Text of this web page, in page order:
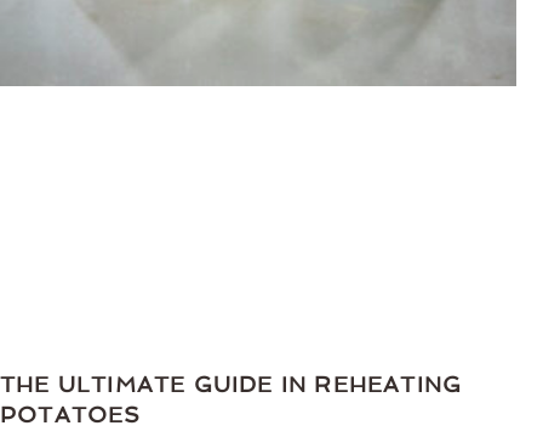
THE ULTIMATE GUIDE IN REHEATING
POTATOES